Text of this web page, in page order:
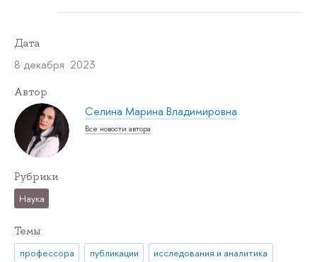
Дата
8 декабря 2023
Автор
Селина Марина Владимировна
Все новости автора
Рубрики
Наука
Темы
профессора публикации
исследования и аналитика